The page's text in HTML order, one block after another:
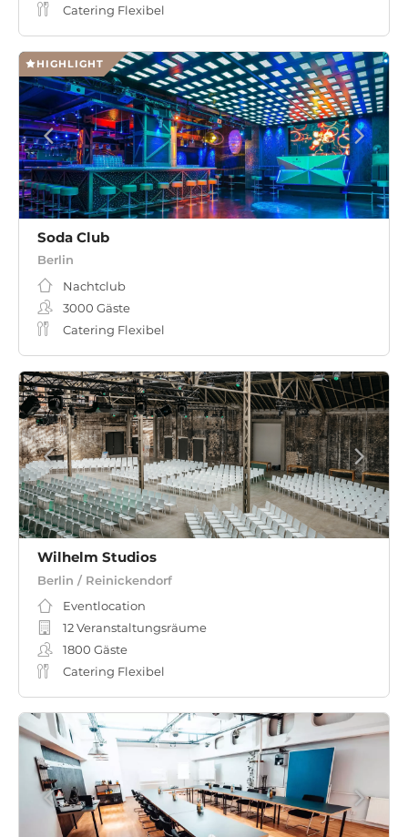
Catering Flexibel
HIGHLIGHT
Soda Club
Berlin
Nachtclub
3000 Gäste
Catering Flexibel
Wilhelm Studios
Berlin / Reinickendorf
Eventlocation
12 Veranstaltungsräume
1800 Gäste
Catering Flexibel